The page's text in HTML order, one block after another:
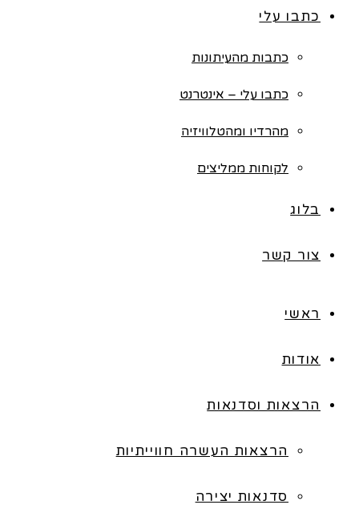
כתבו עלי
כתבות מהעיתונות
כתבו עלי – אינטרנט
מהרדיו ומהטלוויזיה
לקוחות ממליצים
בלוג
צור קשר
ראשי
אודות
הרצאות וסדנאות
הרצאות העשרה חווייתיות
סדנאות יצירה